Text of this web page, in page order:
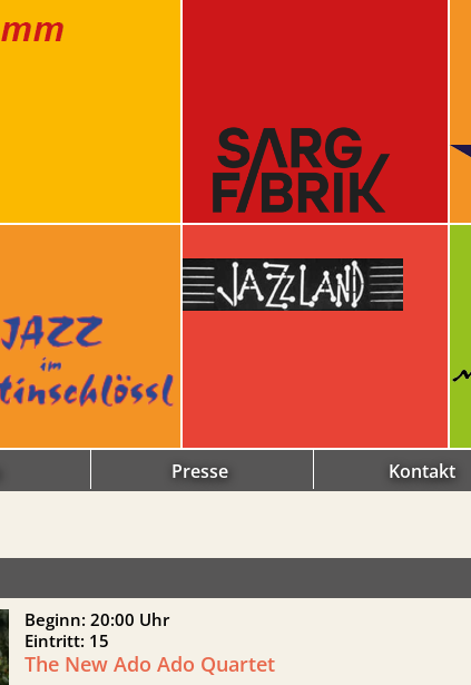
Presse Kontakt
Beginn: 20:00 Uhr
Eintritt: 15
The New Ado Ado Quartet